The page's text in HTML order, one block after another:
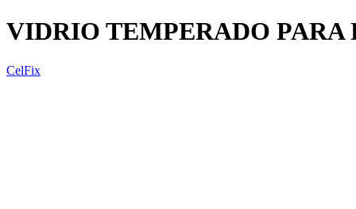
VIDRIO TEMPERADO PARA
CelFix